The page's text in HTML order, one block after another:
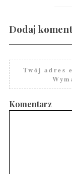
Dodaj
Twój adres
Komentarz